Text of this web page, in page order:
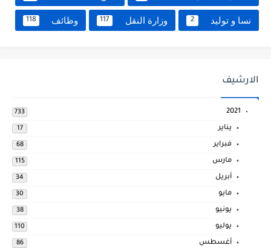
نسا و توليد 2 وزارة النقل 117 وظائف 118
الارشيف
2021
733
يناير 17
فبراير 68
مارس 115
أبريل 34
مايو 30
يونيو 38
يوليو 110
أغسطس 86